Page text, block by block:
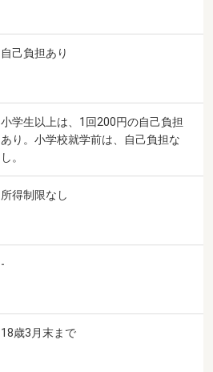
自己負担あり
小学生以上は、1回200円の自己負担
あり。小学校就学前は、自己負担な
し。
所得制限なし
-
18歳3月末まで